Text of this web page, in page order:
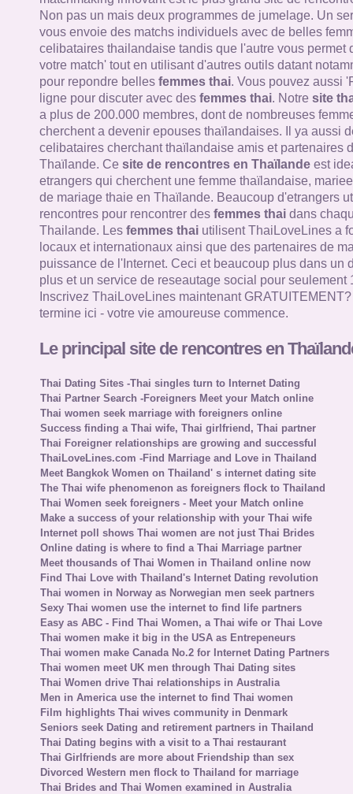
Non pas un mais deux programmes de jumelage. Un
vous envoie des matchs individuels avec de belles
celibataires thailandaise tandis que l'autre vous permet
votre match' tout en utilisant d'autres outils datant
pour repondre belles femmes thai. Vous pouvez aussi
ligne pour discuter avec des femmes thai. Notre site
a plus de 200.000 membres, dont de nombreuses
cherchent a devenir epouses thaïlandaises. Il ya aussi
celibataires cherchant thaïlandaise amis et partenaires
Thaïlande. Ce site de rencontres en Thaïlandeest
etrangers qui cherchent une femme thaïlandaise,
de mariage thaie en Thaïlande. Beaucoup d'etrangers
rencontres pour rencontrer des femmes thaidans
Thailande. Les femmes thaiutilisent ThaiLoveLines a
locaux et internationaux ainsi que des partenaires de
puissance de l'Internet. Ceci et beaucoup plus dans un
plus et un service de reseautage social pour seulement
Inscrivez ThaiLoveLines maintenant
termine ici - votre vie amoureuse commence.
Le principal site de rencontres en
Thai Dating Sites -Thai singles turn to Internet Dating
Thai Partner Search -Foreigners Meet your Match online
Thai women seek marriage with foreigners online
Success finding a Thai wife, Thai girlfriend, Thai partner
Thai Foreigner relationships are growing and successful
ThaiLoveLines.com -Find Marriage and Love in Thailand
Meet Bangkok Women on Thailand' s internet dating site
The Thai wife phenomenon as foreigners flock to Thailand
Thai Women seek foreigners - Meet your Match online
Make a success of your relationship with your Thai wife
Internet poll shows Thai women are not just Thai Brides
Online dating is where to find a Thai Marriage partner
Meet thousands of Thai Women in Thailand online now
Find Thai Love with Thailand's Internet Dating revolution
Thai women in Norway as Norwegian men seek partners
Sexy Thai women use the internet to find life partners
Easy as ABC - Find Thai Women, a Thai wife or Thai Love
Thai women make it big in the USA as Entrepeneurs
Thai women make Canada No.2 for Internet Dating Partners
Thai women meet UK men through Thai Dating sites
Thai Women drive Thai relationships in Australia
Men in America use the internet to find Thai women
Film highlights Thai wives community in Denmark
Seniors seek Dating and retirement partners in Thailand
Thai Dating begins with a visit to a Thai restaurant
Thai Girlfriends are more about Friendship than sex
Divorced Western men flock to Thailand for marriage
Thai Brides and Thai Women examined in Australia